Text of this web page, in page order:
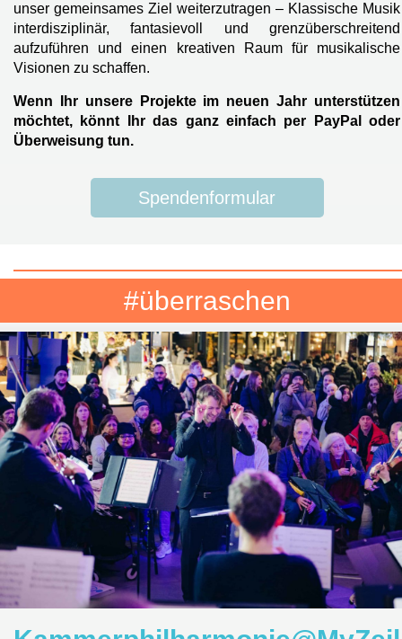
unser gemeinsames Ziel weiterzutragen – Klassische Musik
interdisziplinär, fantasievoll und grenzüberschreitend
aufzuführen und einen kreativen Raum für musikalische
Visionen zu schaffen.
Wenn Ihr unsere Projekte im neuen Jahr unterstützen
möchtet, könnt Ihr das ganz einfach per PayPal oder
Überweisung tun.
Spendenformular
#überraschen